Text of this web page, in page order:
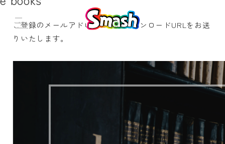
ご登録のメールアドレスに資料ダウンロードURLをお送
りいたします。